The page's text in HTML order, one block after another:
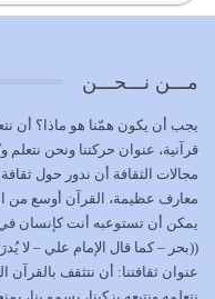
{إِنَّ الدِّينَ عِنْدَ اللَّهِ
تتحقق الحقوق للجميع
يوليو 18, 2026
بعض صفات المتقين
وَالْمُنْفِقِينَ…
يوليو 17, 2026
مـــن نـــحـــن
يجب أن يكون همّنا هو ماذا؟ أن
قرآنية، عنوان حركتنا ونحن
مجالات الثقافة أن ندور حول
معارف عظيمة، القرآن أوسع من
يمكن أن تستوعبه أنت كإنسان
((بحر – كما قال الإمام علي – لا
عنوان ثقافتنا: أن نتثقف